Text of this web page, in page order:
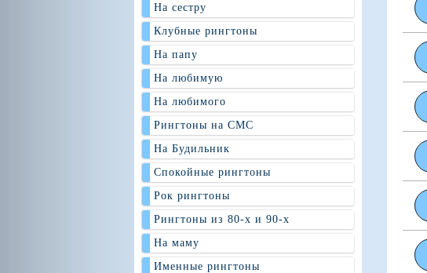
На сестру
Клубные рингтоны
На папу
На любимую
На любимого
Рингтоны на СМС
На Будильник
Спокойные рингтоны
Рок рингтоны
Рингтоны из 80-х и 90-х
На маму
Именные рингтоны